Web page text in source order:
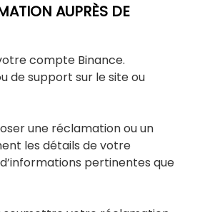
AUPRÈS DE
compte Binance.
de support sur le site ou
une réclamation ou un
les détails de votre
pertinentes que